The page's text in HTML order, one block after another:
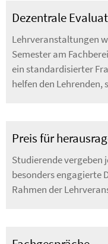
Dezentrale
Lehrveranstaltungen
Semester am
ein standardisierter
helfen den
Preis für
Studierende vergeben
besonders engagierte
Rahmen der